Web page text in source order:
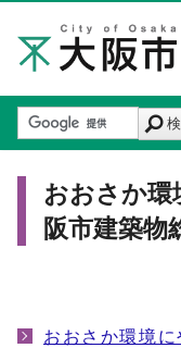
おおさか環
阪市建築物
おおさか環境